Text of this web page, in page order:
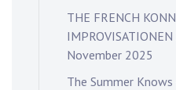
THE FRENCH
November 2025
The Summer